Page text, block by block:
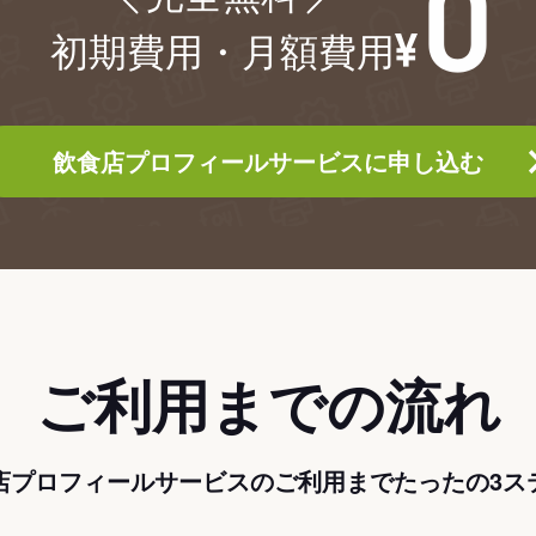
初期費用・月額費用
飲食店プロフィールサービスに申し込む
ご利用までの流れ
プロフィールサービスのご利用までたったの3ス